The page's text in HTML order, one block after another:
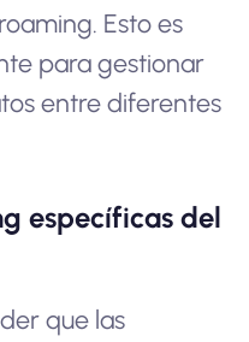
Esto es
para gestionar
entre diferentes
específicas del
que las